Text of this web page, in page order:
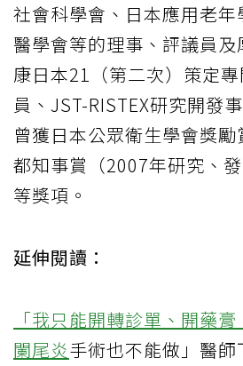
社會科學會、日本應用老
醫學會等的理事、評議員
康日本21（第二次）策定
員、JST-RISTEX研究開發
曾獲日本公眾衛生學會獎勵
都知事賞（2007年研究、發
等獎項。
延伸閱讀：
「我只能開轉診單、開藥
闌尾炎手術也不能做」醫